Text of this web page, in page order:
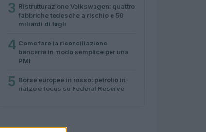
3 Ristrutturazione Volkswagen: quattro
fabbriche tedesche a rischio e 50
miliardi di tagli
4 Come fare la riconciliazione
bancaria in modo semplice per una
PMI
5 Borse europee in rosso: petrolio in
rialzo e focus su Federal Reserve